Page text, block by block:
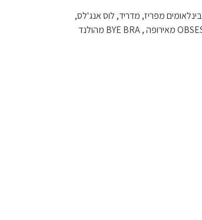
בינלאומים מפריז, מדריד, לוס אנג'לס,
הולנד וגרמניה. בין המותגים ניתן למצוא את: PARFAIT ל PLUS SIZE מלוס אנג'לס, SELENE מספרד, BESTFORM מצרפת, EWA BIEN, MEMEME ו OBSESSIVE מאירופה , BYE BRA מהולנד